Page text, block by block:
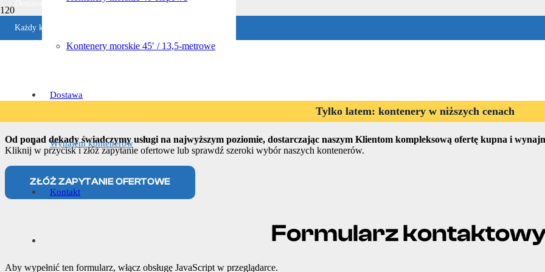
Dostawa w ciągu 1-4 dni roboczych
Każdy kontener jest sprawdzany
Gwarancja zwrotu pieniędzy
Ocena w Google
Kontenery morskie 45′ / 13,5-metrowe
Dostawa
Wynajem kontenerów
Kontakt
Tylko latem: kontenery w niższych cenach
Wynajem kontenerów
Od ponad dekady świadczymy usługi na najwyższym poziomie, dostarczając naszym Klientom kompleksową ofertę kupna i
Kliknij w przycisk i złóż zapytanie ofertowe lub sprawdź szeroki wybór naszych kontenerów.
ZŁÓŻ ZAPYTANIE OFERTOWE
Formularz
Aby wypełnić ten formularz, włącz obsługę JavaScript w przeglądarce.